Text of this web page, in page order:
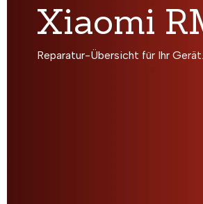
Xiaomi
Reparatur-Übersicht für Ihr Gerät.